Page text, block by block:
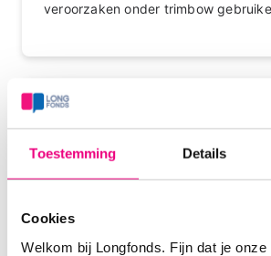
Toestemming Details
Cookies
Welkom bij Longfonds. Fijn dat je onze
veroorzaken onder trimbow
09-06-
Kijk bij de fabrikant, sinds ik hem
werkt hij beter.